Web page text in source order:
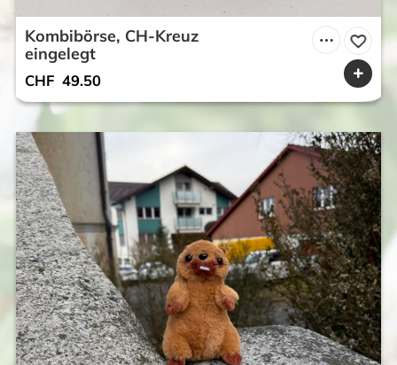
Kombibörse, CH-Kreuz
eingelegt
CHF 49.50